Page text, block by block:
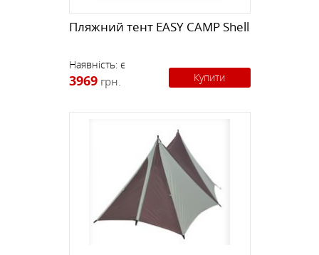
Пляжний тент EASY CAMP Shell
Наявність: є
3969 грн. Купити